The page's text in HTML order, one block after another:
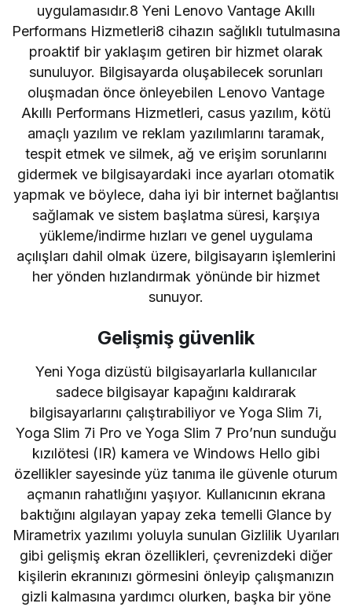
uygulamasıdır.8 Yeni Lenovo Vantage Akıllı
Performans Hizmetleri8 cihazın sağlıklı tutulmasına
proaktif bir yaklaşım getiren bir hizmet olarak
sunuluyor. Bilgisayarda oluşabilecek sorunları
oluşmadan önce önleyebilen Lenovo Vantage
Akıllı Performans Hizmetleri, casus yazılım, kötü
amaçlı yazılım ve reklam yazılımlarını taramak,
tespit etmek ve silmek, ağ ve erişim sorunlarını
gidermek ve bilgisayardaki ince ayarları otomatik
yapmak ve böylece, daha iyi bir internet bağlantısı
sağlamak ve sistem başlatma süresi, karşıya
yükleme/indirme hızları ve genel uygulama
açılışları dahil olmak üzere, bilgisayarın işlemlerini
her yönden hızlandırmak yönünde bir hizmet
sunuyor.
Gelişmiş güvenlik
Yeni Yoga dizüstü bilgisayarlarla kullanıcılar
sadece bilgisayar kapağını kaldırarak
bilgisayarlarını çalıştırabiliyor ve Yoga Slim 7i,
Yoga Slim 7i Pro ve Yoga Slim 7 Pro’nun sunduğu
kızılötesi (IR) kamera ve Windows Hello gibi
özellikler sayesinde yüz tanıma ile güvenle oturum
açmanın rahatlığını yaşıyor. Kullanıcının ekrana
baktığını algılayan yapay zeka temelli Glance by
Mirametrix yazılımı yoluyla sunulan Gizlilik Uyarıları
gibi gelişmiş ekran özellikleri, çevrenizdeki diğer
kişilerin ekranınızı görmesini önleyip çalışmanızın
gizli kalmasına yardımcı olurken, başka bir yöne